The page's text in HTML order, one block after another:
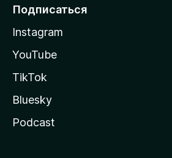
Подписаться
Instagram
YouTube
TikTok
Bluesky
Podcast